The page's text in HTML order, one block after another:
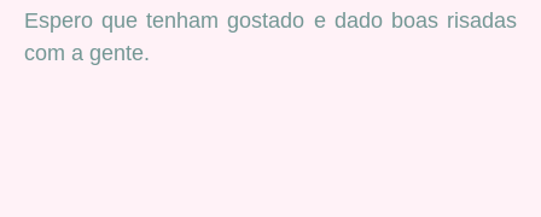
Espero que tenham gostado e dado boas risadas
com a gente.